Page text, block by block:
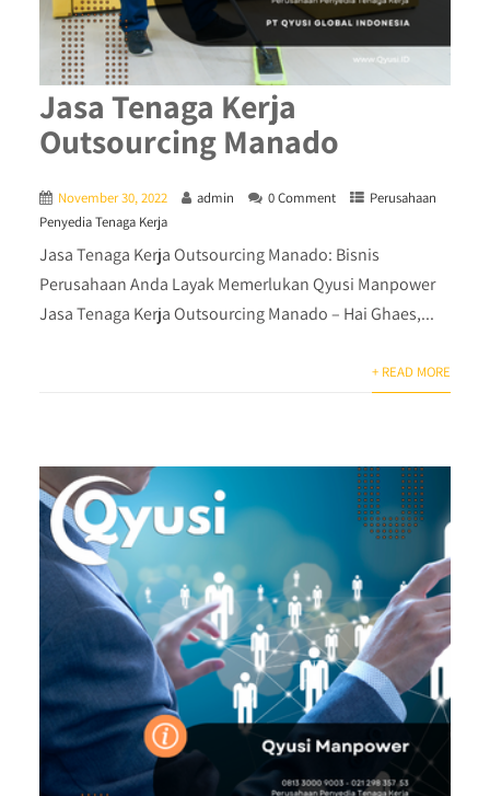
Jasa Tenaga Kerja
Outsourcing Manado
November 30, 2022 admin 0 Comment
Perusahaan
Penyedia Tenaga Kerja
Jasa Tenaga Kerja Outsourcing Manado: Bisnis
Perusahaan Anda Layak Memerlukan Qyusi Manpower
Jasa Tenaga Kerja Outsourcing Manado – Hai Ghaes,...
+ READ MORE